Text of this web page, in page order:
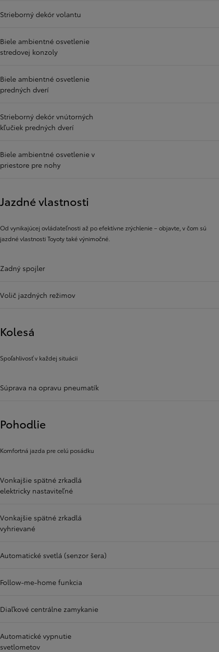
Strieborný dekór volantu
Biele ambientné osvetlenie
stredovej konzoly
Biele ambientné osvetlenie
predných dverí
Strieborný dekór vnútorných
kľučiek predných dverí
Biele ambientné osvetlenie v
priestore pre nohy
Jazdné vlastnosti
Od vynikajúcej ovládateľnosti až po efektívne zrýchlenie – objavte, v čom sú
jazdné vlastnosti Toyoty také výnimočné.
Zadný spojler
Volič jazdných režimov
Kolesá
Spoľahlivosť v každej situácii
Súprava na opravu pneumatík
Pohodlie
Komfortná jazda pre celú posádku
Vonkajšie spätné zrkadlá
elektricky nastaviteľné
Vonkajšie spätné zrkadlá
vyhrievané
Automatické svetlá (senzor šera)
Follow-me-home funkcia
Diaľkové centrálne zamykanie
Automatické vypnutie
svetlometov